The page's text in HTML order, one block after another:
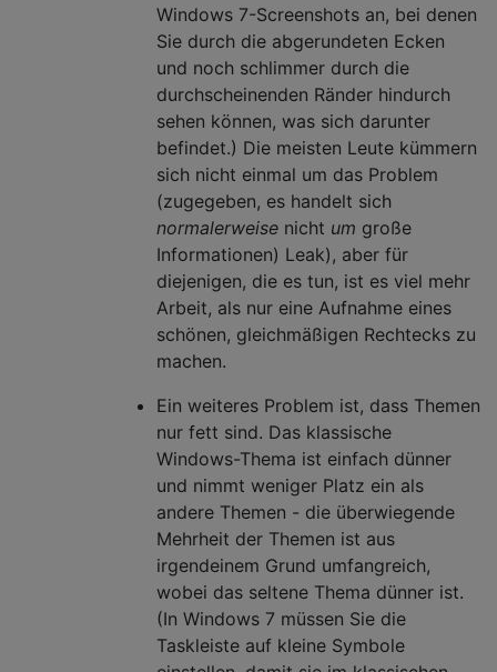
Windows 7-Screenshots an, bei denen
Sie durch die abgerundeten Ecken
und noch schlimmer durch die
durchscheinenden Ränder hindurch
sehen können, was sich darunter
befindet.) Die meisten Leute kümmern
sich nicht einmal um das Problem
(zugegeben, es handelt sich
normalerweise nicht um große
Informationen) Leak), aber für
diejenigen, die es tun, ist es viel mehr
Arbeit, als nur eine Aufnahme eines
schönen, gleichmäßigen Rechtecks ​​zu
machen.
Ein weiteres Problem ist, dass Themen
nur fett sind. Das klassische
Windows-Thema ist einfach dünner
und nimmt weniger Platz ein als
andere Themen - die überwiegende
Mehrheit der Themen ist aus
irgendeinem Grund umfangreich,
wobei das seltene Thema dünner ist.
(In Windows 7 müssen Sie die
Taskleiste auf kleine Symbole